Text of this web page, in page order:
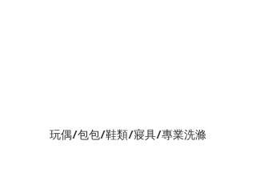
玩偶/包包/鞋類/寢具/專業洗滌